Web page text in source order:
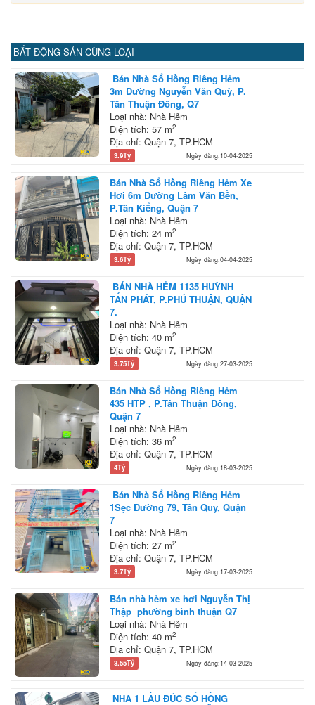
BẤT ĐỘNG SẢN CÙNG LOẠI
Bán Nhà Sổ Hồng Riêng Hẻm
3m Đường Nguyễn Văn Quỳ, P.
Tân Thuận Đông, Q7
Loại nhà: Nhà Hẻm
Diện tích: 57 m2
Địa chỉ: Quận 7, TP.HCM
3.9Tỷ Ngày đăng:10-04-2025
Bán Nhà Sổ Hồng Riêng Hẻm Xe
Hơi 6m Đường Lâm Văn Bền,
P.Tân Kiểng, Quận 7
Loại nhà: Nhà Hẻm
Diện tích: 24 m2
Địa chỉ: Quận 7, TP.HCM
3.6Tỷ Ngày đăng:04-04-2025
BÁN NHÀ HẺM 1135 HUỲNH
TẤN PHÁT, P.PHÚ THUẬN, QUẬN
7.
Loại nhà: Nhà Hẻm
Diện tích: 40 m2
Địa chỉ: Quận 7, TP.HCM
3.75Tỷ Ngày đăng:27-03-2025
Bán Nhà Sổ Hồng Riêng Hẻm
435 HTP , P.Tân Thuận Đông,
Quận 7
Loại nhà: Nhà Hẻm
Diện tích: 36 m2
Địa chỉ: Quận 7, TP.HCM
4Tỷ Ngày đăng:18-03-2025
Bán Nhà Sổ Hồng Riêng Hẻm
1Sẹc Đường 79, Tân Quy, Quận
7
Loại nhà: Nhà Hẻm
Diện tích: 27 m2
Địa chỉ: Quận 7, TP.HCM
3.7Tỷ Ngày đăng:17-03-2025
Bán nhà hẻm xe hơi Nguyễn Thị
Thập phường bình thuận Q7
Loại nhà: Nhà Hẻm
Diện tích: 40 m2
Địa chỉ: Quận 7, TP.HCM
3.55Tỷ Ngày đăng:14-03-2025
NHÀ 1 LẦU ĐÚC SỔ HỒNG